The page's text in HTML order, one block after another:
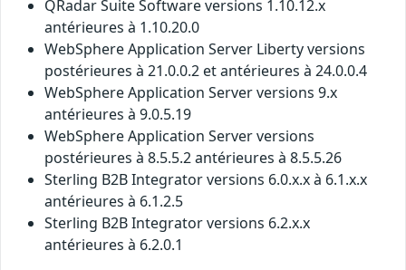
QRadar Suite Software versions 1.10.12.x
antérieures à 1.10.20.0
WebSphere Application Server Liberty versions
postérieures à 21.0.0.2 et antérieures à 24.0.0.4
WebSphere Application Server versions 9.x
antérieures à 9.0.5.19
WebSphere Application Server versions
postérieures à 8.5.5.2 antérieures à 8.5.5.26
Sterling B2B Integrator versions 6.0.x.x à 6.1.x.x
antérieures à 6.1.2.5
Sterling B2B Integrator versions 6.2.x.x
antérieures à 6.2.0.1